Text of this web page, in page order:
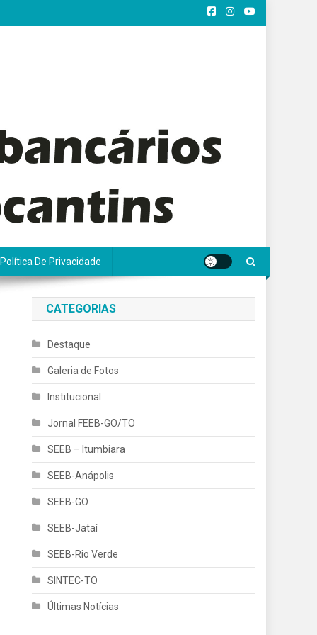
Política De Privacidade
CATEGORIAS
Destaque
Galeria de Fotos
Institucional
Jornal FEEB-GO/TO
SEEB – Itumbiara
SEEB-Anápolis
SEEB-GO
SEEB-Jataí
SEEB-Rio Verde
SINTEC-TO
Últimas Notícias